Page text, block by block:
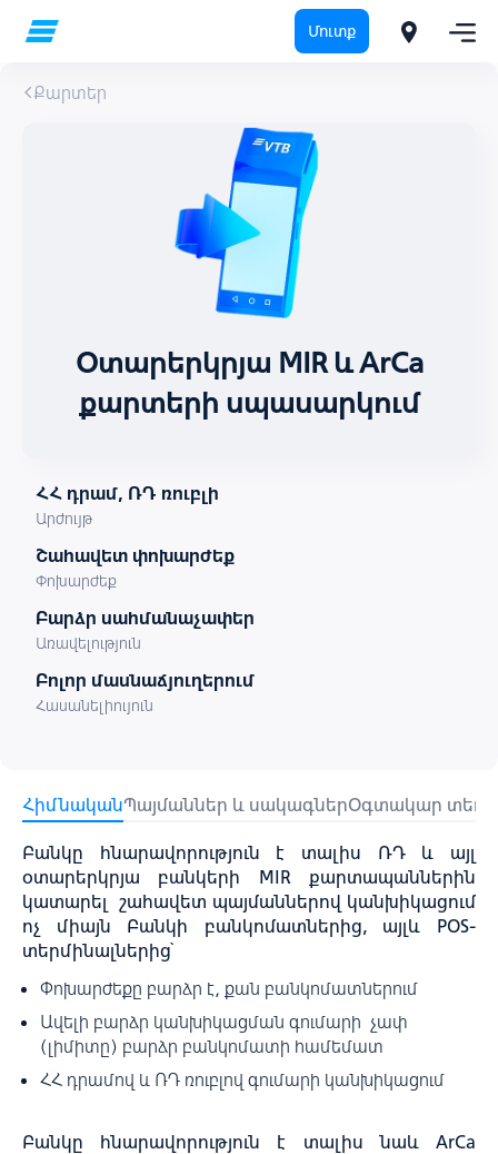
Մուտք
Քարտեր
Օտարերկրյա MIR և ArCa
քարտերի սպասարկում
ՀՀ դրամ, ՌԴ ռուբլի
Արժույթ
Շահավետ փոխարժեք
Փոխարժեք
Բարձր սահմանաչափեր
Առավելություն
Բոլոր մասնաճյուղերում
Հասանելիույուն
ՀիմնականՊայմաններ և սակագներՕգտակար
Բանկը հնարավորություն է տալիս ՌԴ և այլ
օտարերկրյա բանկերի MIR քարտապաններին
կատարել շահավետ պայմաններով կանխիկացում
ոչ միայն Բանկի բանկոմատներից, այլև POS-
տերմինալներից՝
Փոխարժեքը բարձր է, քան բանկոմատներում
Ավելի բարձր կանխիկացման գումարի չափ
(լիմիտը) բարձր բանկոմատի համեմատ
ՀՀ դրամով և ՌԴ ռուբլով գումարի կանխիկացում
Բանկը հնարավորություն է տալիս նաև ArCa